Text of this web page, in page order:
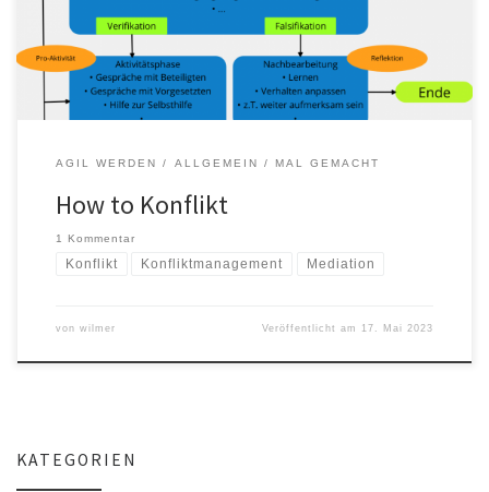
einzelnen Teile, Phasen, Modelle usw. einsteigen und sich
umfassend (aus-)bilden. Aber […]
AGIL WERDEN ALLGEMEIN MAL GEMACHT
How to Konflikt
1 Kommentar
Konflikt Konfliktmanagement Mediation
von wilmer Veröffentlicht am 17. Mai 2023
KATEGORIEN